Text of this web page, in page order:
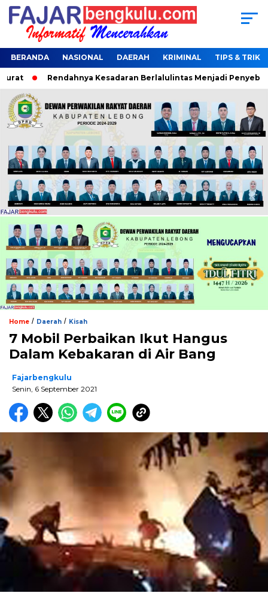
BERANDA NASIONAL DAERAH KRIMINAL TIPS & TRIK
Rendahnya Kesadaran Berlalulintas Menjadi Penyebab
Home / Daerah / Kisah
7 Mobil Perbaikan Ikut Hangus
Dalam Kebakaran di Air Bang
Fajarbengkulu
Senin, 6 September 2021